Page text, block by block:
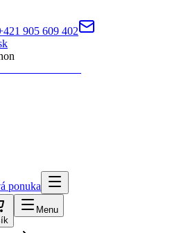
905 609 402
ponuka
Menu